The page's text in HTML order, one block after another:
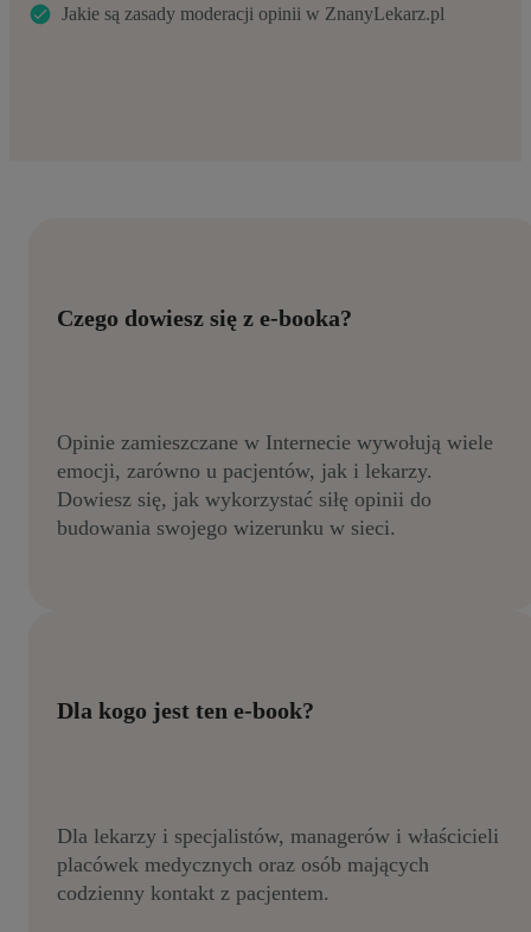
Jakie są zasady moderacji opinii w ZnanyLekarz.pl
Czego dowiesz się z e-booka?
Opinie zamieszczane w Internecie wywołują wiele
emocji, zarówno u pacjentów, jak i lekarzy.
Dowiesz się, jak wykorzystać siłę opinii do
budowania swojego wizerunku w sieci.
Dla kogo jest ten e-book?
Dla lekarzy i specjalistów, managerów i właścicieli
placówek medycznych oraz osób mających
codzienny kontakt z pacjentem.